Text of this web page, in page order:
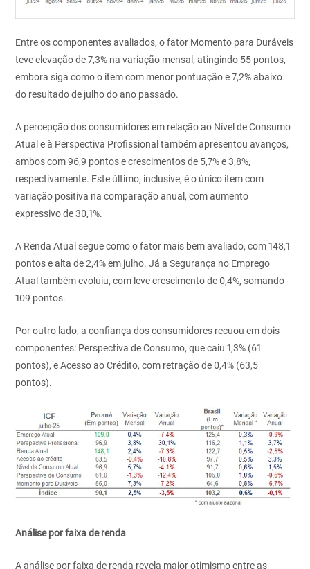
Entre os componentes avaliados, o fator Momento para Duráveis
teve elevação de 7,3% na variação mensal, atingindo 55 pontos,
embora siga como o item com menor pontuação e 7,2% abaixo
do resultado de julho do ano passado.
A percepção dos consumidores em relação ao Nível de Consumo
Atual e à Perspectiva Profissional também apresentou avanços,
ambos com 96,9 pontos e crescimentos de 5,7% e 3,8%,
respectivamente. Este último, inclusive, é o único item com
variação positiva na comparação anual, com aumento
expressivo de 30,1%.
A Renda Atual segue como o fator mais bem avaliado, com 148,1
pontos e alta de 2,4% em julho. Já a Segurança no Emprego
Atual também evoluiu, com leve crescimento de 0,4%, somando
109 pontos.
Por outro lado, a confiança dos consumidores recuou em dois
componentes: Perspectiva de Consumo, que caiu 1,3% (61
pontos), e Acesso ao Crédito, com retração de 0,4% (63,5
pontos).
Análise por faixa de renda
A análise por faixa de renda revela maior otimismo entre as